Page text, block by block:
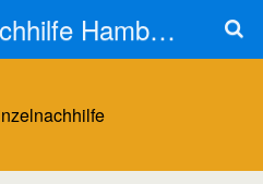
ABACUS Nachhilfe Hamburg